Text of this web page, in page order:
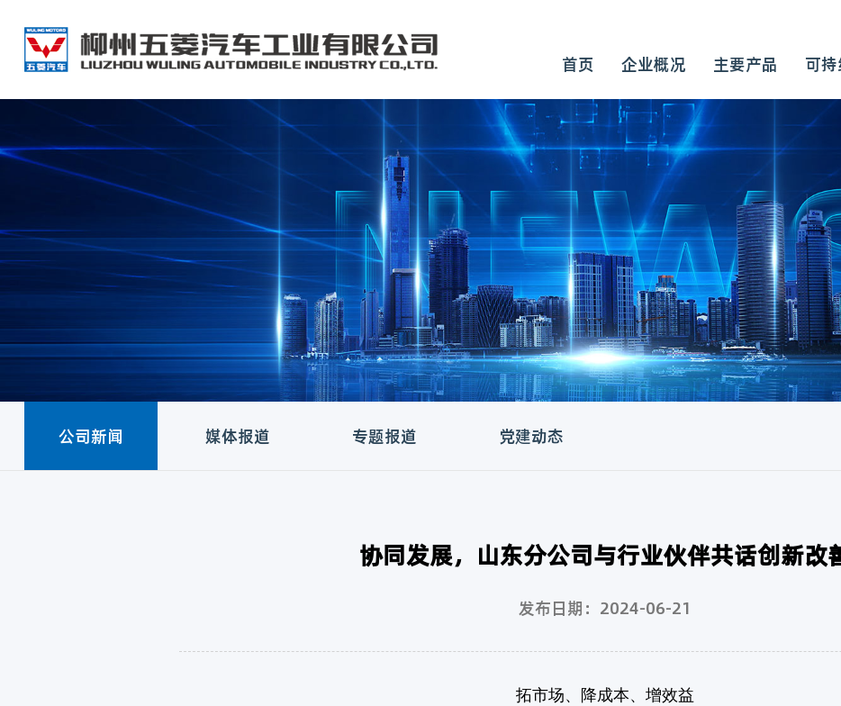
首页
企业概况 主要产品 可
公司新闻 媒体报道 专题报道 党建动态
协同发展，山东分公司与行业伙伴共话创新改
发布日期：2024-06-21
拓市场、降成本、增效益